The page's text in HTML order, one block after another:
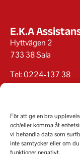
För att ge en bra
och/eller komma åt
vi behandla data som
inte samtycker eller om
E.K.A
Hyttvägen 2
733 38 Sala
Tel: 0224-137 38
Facebook
Visselblåsning
Integritetspolicy